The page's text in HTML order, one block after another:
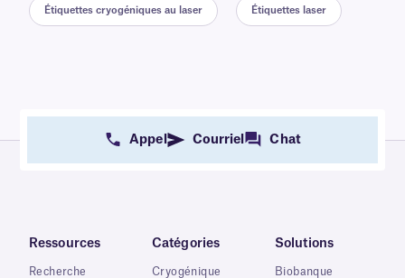
Étiquettes cryogéniques au laser Étiquettes laser
Appel Courriel Chat
Ressources
Recherche
Catégories
Cryogénique
Solutions
Biobanque